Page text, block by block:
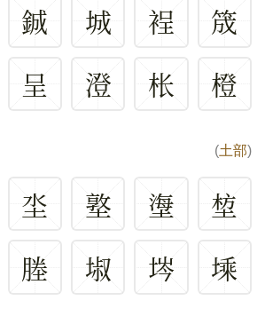
鋮 城 裎
筬
呈 澄 枨 橙
(土部)
坔 墪 塰
堏
塍 埱 埁 塖